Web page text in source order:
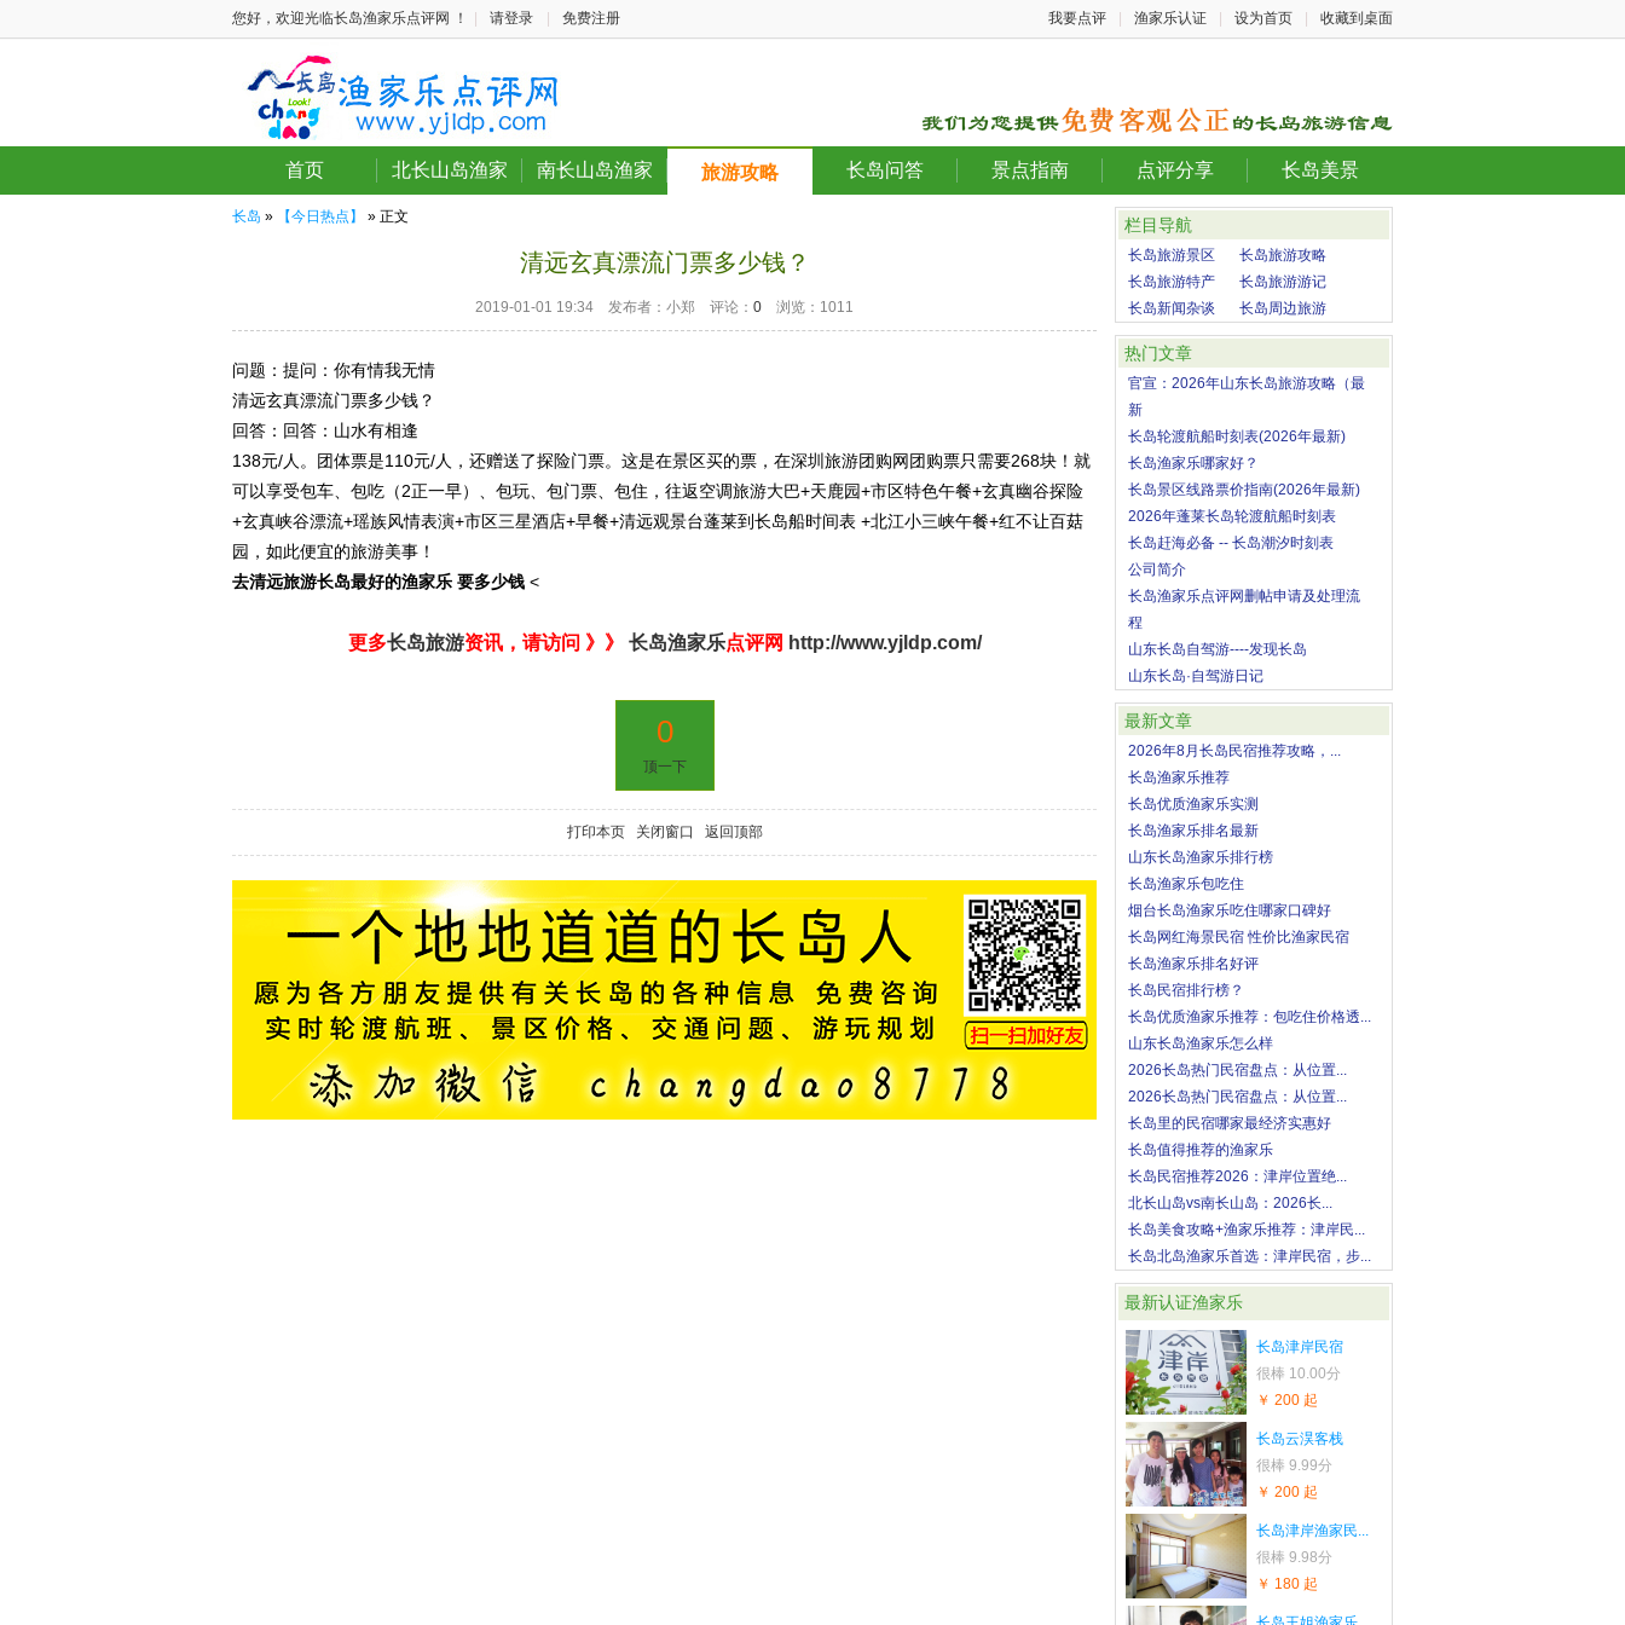
您好，欢迎光临长岛渔家乐点评网 ！ 请登录 免费注册 我要点评 渔家乐认证 设为首页 收藏到桌面
首页 北长山岛渔家 南长山岛渔家 旅游攻略 长岛问答 景点指南 点评分享 长岛美景
长岛 » 【今日热点】 » 正文
清远玄真漂流门票多少钱？
2019-01-01 19:34 发布者：小郑 评论： 0 浏览：1011
问题： 提问：你有情我无情
清远玄真漂流门票多少钱？
回答： 回答：山水有相逢
138元/人。团体票是110元/人，还赠送了探险门票。这是在景区买的票，在深圳旅游团购网团购票只需要268块！就
可以享受包车、包吃（2正一早）、包玩、包门票、包住，往返空调旅游大巴+天鹿园+市区特色午餐+玄真幽谷探险
+玄真峡谷漂流+瑶族风情表演+市区三星酒店+早餐+清远观景台蓬莱到长岛船时间表 +北江小三峡午餐+红不让百菇
园，如此便宜的旅游美事！
去清远旅游长岛最好的渔家乐 要多少钱 <
更多长岛旅游资讯，请访问 》》 长岛渔家乐点评网 http://www.yjldp.com/
0
顶一下
打印本页 关闭窗口 返回顶部
栏目导航
长岛旅游景区
长岛旅游攻略
长岛旅游特产
长岛旅游游记
长岛新闻杂谈
长岛周边旅游
热门文章
官宣：2026年山东长岛旅游攻略（最
新
长岛轮渡航船时刻表(2026年最新)
长岛渔家乐哪家好？
长岛景区线路票价指南(2026年最新)
2026年蓬莱长岛轮渡航船时刻表
长岛赶海必备 -- 长岛潮汐时刻表
公司简介
长岛渔家乐点评网删帖申请及处理流
程
山东长岛自驾游----发现长岛
山东长岛·自驾游日记
最新文章
2026年8月长岛民宿推荐攻略，...
长岛渔家乐推荐
长岛优质渔家乐实测
长岛渔家乐排名最新
山东长岛渔家乐排行榜
长岛渔家乐包吃住
烟台长岛渔家乐吃住哪家口碑好
长岛网红海景民宿 性价比渔家民宿
长岛渔家乐排名好评
长岛民宿排行榜？
长岛优质渔家乐推荐：包吃住价格透...
山东长岛渔家乐怎么样
2026长岛热门民宿盘点：从位置...
2026长岛热门民宿盘点：从位置...
长岛里的民宿哪家最经济实惠好
长岛值得推荐的渔家乐
长岛民宿推荐2026：津岸位置绝...
北长山岛vs南长山岛：2026长...
长岛美食攻略+渔家乐推荐：津岸民...
长岛北岛渔家乐首选：津岸民宿，步...
最新认证渔家乐
长岛津岸民宿
很棒 10.00分
￥ 200 起
长岛云淏客栈
很棒 9.99分
￥ 200 起
长岛津岸渔家民...
很棒 9.98分
￥ 180 起